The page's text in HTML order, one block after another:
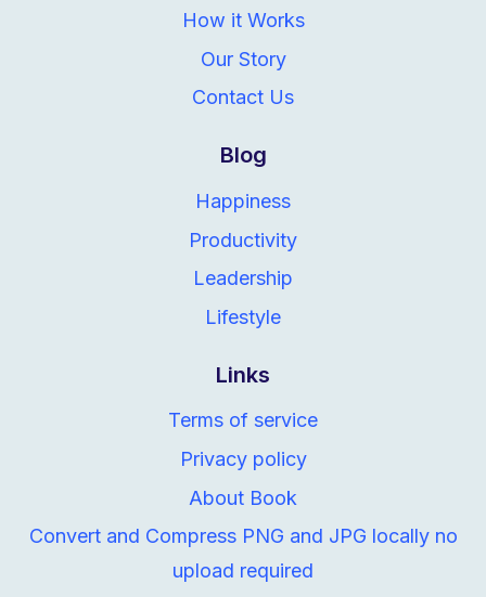
How it Works
Our Story
Contact Us
Blog
Happiness
Productivity
Leadership
Lifestyle
Links
Terms of service
Privacy policy
About Book
Convert and Compress PNG and JPG locally no
upload required